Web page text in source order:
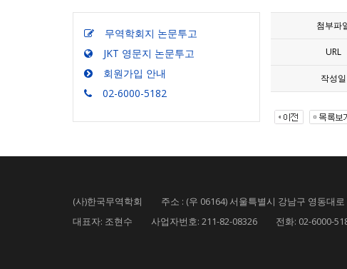
무역학회지 논문투고
JKT 영문지 논문투고
회원가입 안내
02-6000-5182
첨부파
URL
작성일
(사)한국무역학회 주소 : (우 06164) 서울특별시 강남구 영동대로
대표자: 조현수 사업자번호: 211-82-08326 전화: 02-6000-